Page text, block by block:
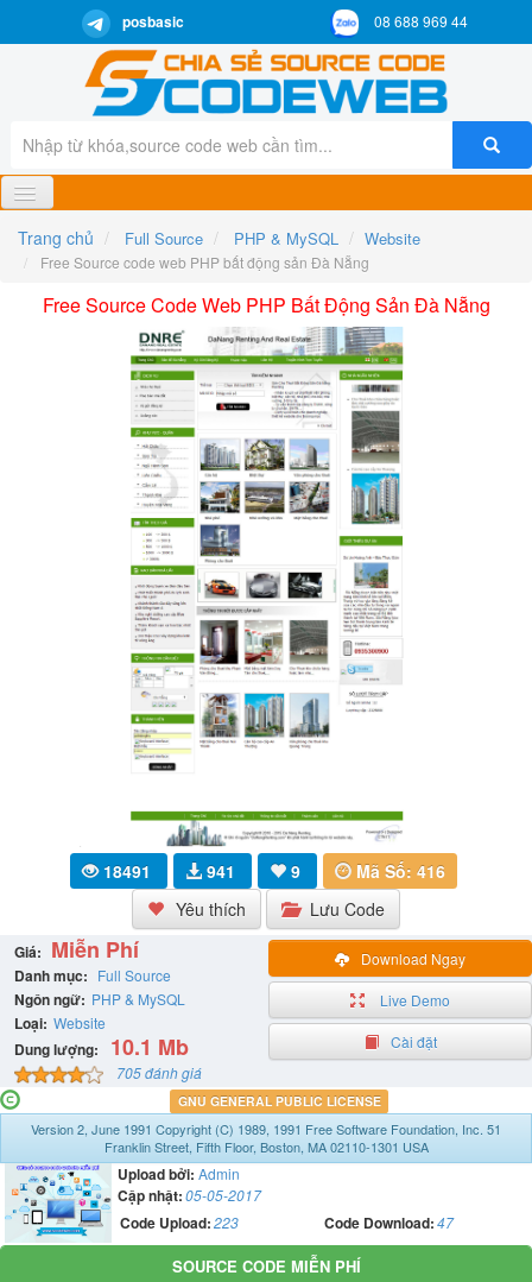
posbasic 08 688 969 44
SOURCE CODE
TOP DOWNLOAD
FREE CODE
CHẤT LƯỢNG
TÀI LIỆU
DỊCH VỤ
Trang chủ Full Source PHP & MySQL Website
Free Source code web PHP bất động sản Đà Nẵng
Free Source Code Web PHP Bất Động Sản Đà Nẵng
18491 941 9
Mã Số: 416
Yêu thích
Lưu Code
Giá: Miễn Phí
Danh mục: Full Source
Ngôn ngữ: PHP & MySQL
Loại: Website
Dung lượng: 10.1 Mb
705 đánh giá
Download Ngay
Live Demo
Cài đặt
GNU GENERAL PUBLIC LICENSE
Version 2, June 1991 Copyright (C) 1989, 1991 Free Software Foundation, Inc. 51
Franklin Street, Fifth Floor, Boston, MA 02110-1301 USA
Upload bởi: Admin
Cập nhật:05-05-2017
Code Upload:223 Code Download:47
SOURCE CODE MIỄN PHÍ